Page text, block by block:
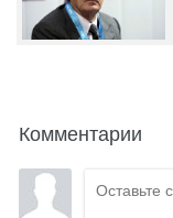
Комментарии